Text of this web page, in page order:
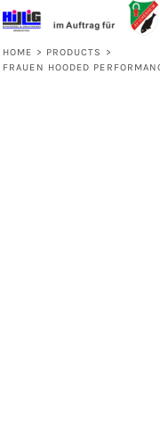
HOME > PRODUCTS
>
FRAUEN HOODED